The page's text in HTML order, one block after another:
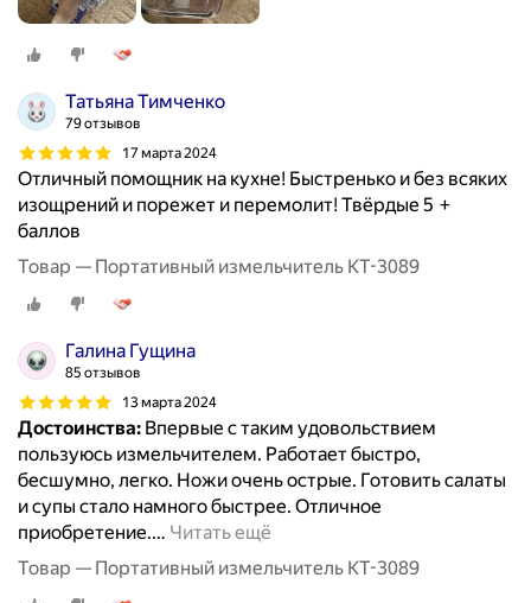
Татьяна Тимченко
79 отзывов
17 марта 2024
Отличный помощник на кухне! Быстренько и без всяких
изощрений и порежет и перемолит! Твёрдые 5 +
баллов
Товар — Портативный измельчитель КТ-3089
Галина Гущина
85 отзывов
13 марта 2024
Достоинства: Впервые с таким удовольствием
пользуюсь измельчителем. Работает быстро,
бесшумно, легко. Ножи очень острые. Готовить салаты
и супы стало намного быстрее. Отличное
приобретение.… Читать ещё
Товар — Портативный измельчитель КТ-3089